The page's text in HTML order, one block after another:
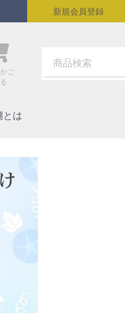
新規会員登録
ご
とは